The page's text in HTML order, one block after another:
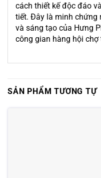
cách thiết kế độc đáo
tiết. Đây là minh chứng
và sáng tạo của Hưng
công gian hàng hội chợ
SẢN PHẨM TƯƠNG TỰ